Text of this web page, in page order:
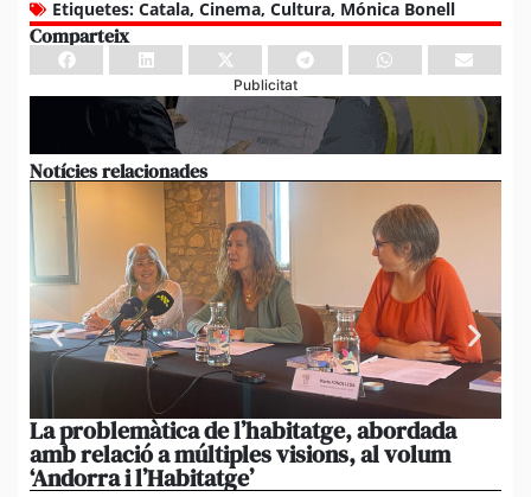
Etiquetes: Catala, Cinema, Cultura, Mónica Bonell
Comparteix
Publicitat
Notícies relacionades
La problemàtica de l’habitatge, abordada
amb relació a múltiples visions, al volum
‘Andorra i l’Habitatge’